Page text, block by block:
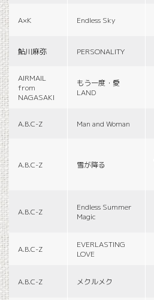
A×K Endless Sky
鮎川麻弥 PERSONALITY
AIRMAIL
from
NAGASAKI
もう一度・愛
LAND
A.B.C-Z Man and Woman
A.B.C-Z 雪が降る
A.B.C-Z
Endless Summer
Magic
A.B.C-Z
EVERLASTING
LOVE
A.B.C-Z メクルメク